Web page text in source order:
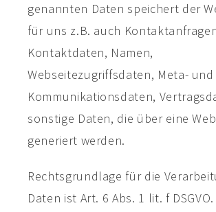
genannten Daten speichert der
für uns z.B. auch
Kontaktdaten, Namen,
Webseitezugriffsdaten, Meta- und
Kommunikationsdaten,
sonstige Daten, die über eine
generiert werden.
Rechtsgrundlage für die
Daten ist Art. 6 Abs. 1 lit. f